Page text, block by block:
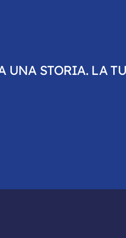
UNA STORIA. LA